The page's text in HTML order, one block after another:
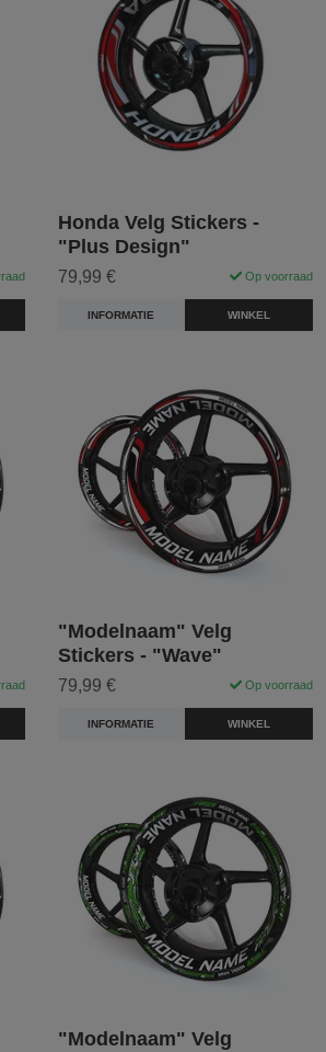
Honda Velg Stickers -
"Plus Design"
79,99 € Op voorraad
INFORMATIE WINKEL
"Modelnaam" Velg
Stickers - "Wave"
79,99 € Op voorraad
INFORMATIE WINKEL
"Modelnaam" Velg